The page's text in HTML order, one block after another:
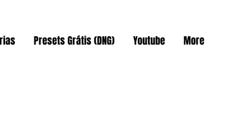
Presets Grátis (DNG) Youtube More